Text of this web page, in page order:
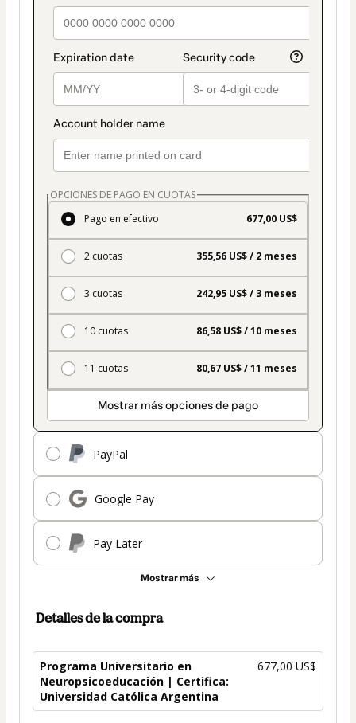
OPCIONES DE PAGO EN CUOTAS
Pago en efectivo
677,00 US$
2 cuotas 355,56 US$ / 2 meses
3 cuotas 242,95 US$ / 3 meses
10 cuotas 86,58 US$ / 10 meses
11 cuotas 80,67 US$ / 11 meses
Mostrar más opciones de pago
PayPal
Google Pay
Pay Later
Mostrar más
Detalles de la compra
Programa Universitario en
Neuropsicoeducación | Certifica:
Universidad Católica Argentina
677,00 US$